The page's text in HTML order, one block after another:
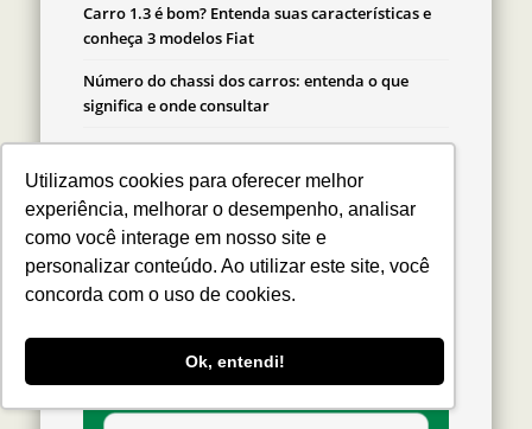
Utilizamos cookies para oferecer melhor
experiência, melhorar o desempenho, analisar
como você interage em nosso site e
personalizar conteúdo. Ao utilizar este site, você
concorda com o uso de cookies.
Ok, entendi!
Carro 1.3 é bom? Entenda suas características e
conheça 3 modelos Fiat
Número do chassi dos carros: entenda o que
significa e onde consultar
Carros para família grande: conheça 6 modelos
Fiat
Facebook